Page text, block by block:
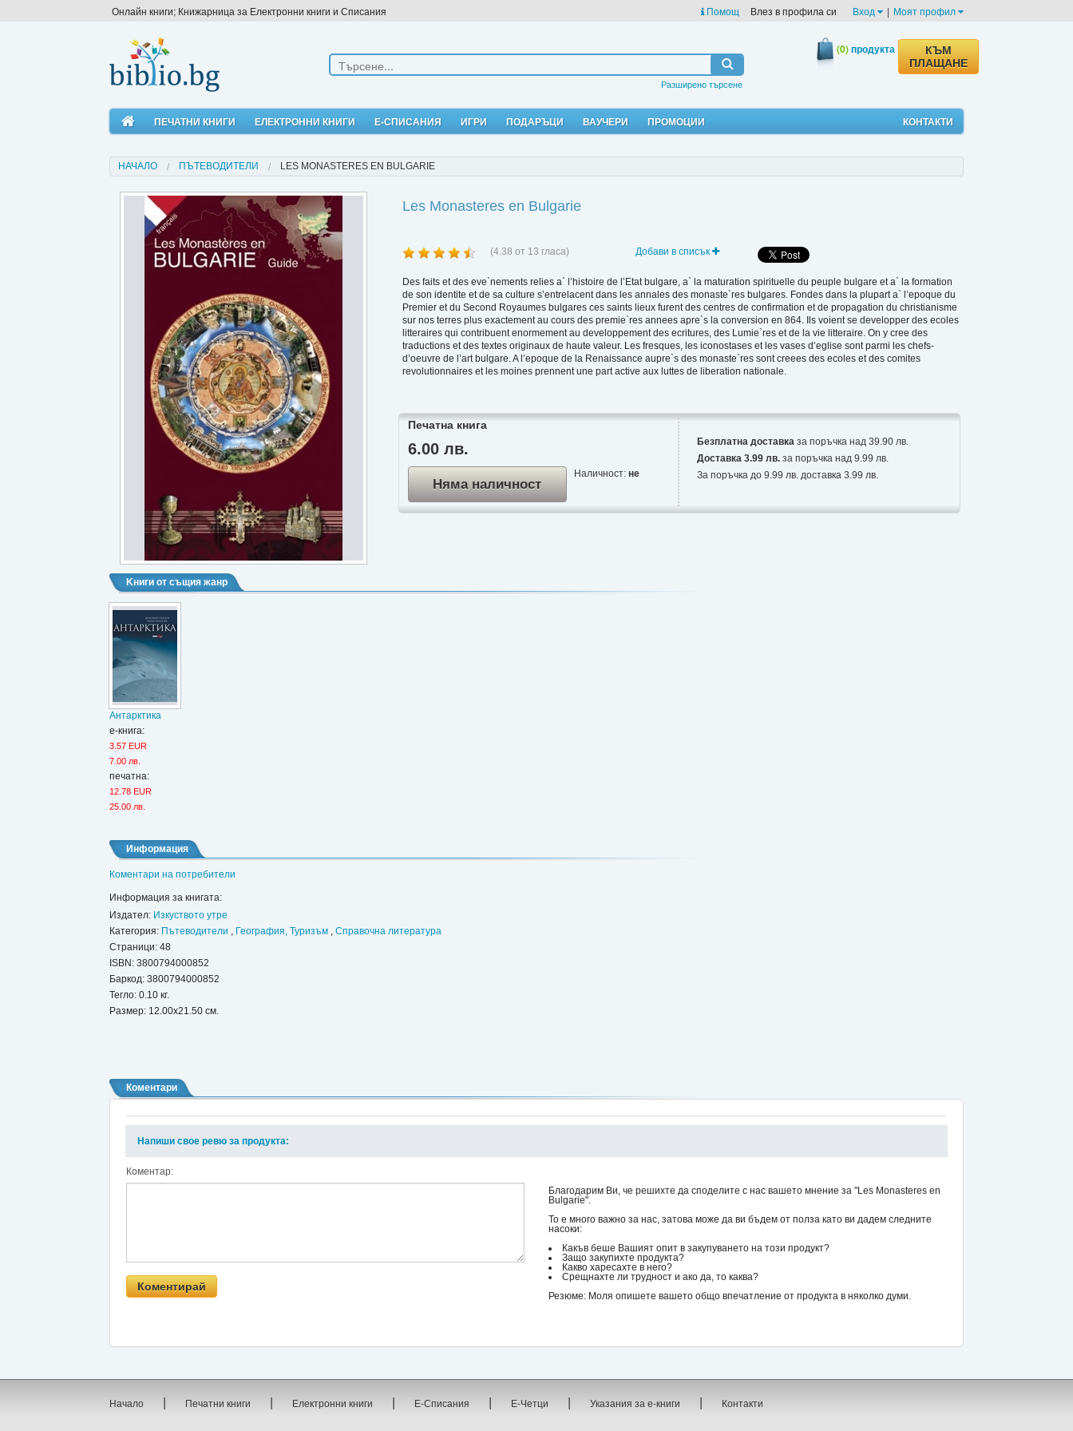
Онлайн книги; Книжарница за Електронни книги и Списания Помощ Влез в профила си Вход | Моят профил
Разширено търсене
(0)продукта
КЪМ
ПЛАЩАНЕ
ПЕЧАТНИ КНИГИ ЕЛЕКТРОННИ КНИГИ Е-СПИСАНИЯ ИГРИ ПОДАРЪЦИ ВАУЧЕРИ ПРОМОЦИИ КОНТАКТИ
НАЧАЛО ПЪТЕВОДИТЕЛИ LES MONASTERES EN BULGARIE
Les Monasteres en Bulgarie
(4.38 от 13 гласа) Добави в списък
Des faits et des eve`nements relies a` l’histoire de l’Etat bulgare, a` la maturation spirituelle du peuple bulgare et a` la formation
de son identite et de sa culture s’entrelacent dans les annales des monaste`res bulgares. Fondes dans la plupart a` l’epoque du
Premier et du Second Royaumes bulgares ces saints lieux furent des centres de confirmation et de propagation du christianisme
sur nos terres plus exactement au cours des premie`res annees apre`s la conversion en 864. Ils voient se developper des ecoles
litteraires qui contribuent enormement au developpement des ecritures, des Lumie`res et de la vie litteraire. On y cree des
traductions et des textes originaux de haute valeur. Les fresques, les iconostases et les vases d’eglise sont parmi les chefs-
d’oeuvre de l’art bulgare. A l’epoque de la Renaissance aupre`s des monaste`res sont creees des ecoles et des comites
revolutionnaires et les moines prennent une part active aux luttes de liberation nationale.
Печатна книга
6.00 лв.
Няма наличност
Наличност: не
Безплатна доставка за поръчка над 39.90 лв.
Доставка 3.99 лв. за поръчка над 9.99 лв.
За поръчка до 9.99 лв. доставка 3.99 лв.
Kниги от същия жанр
Антарктика
е-книга:
3.57 EUR
7.00 лв.
печатна:
12.78 EUR
25.00 лв.
Информация
Коментари на потребители
Информация за книгата:
Издател: Изкуството утре
Категория: Пътеводители , География, Туризъм , Справочна литература
Страници: 48
ISBN: 3800794000852
Баркод: 3800794000852
Тегло: 0.10 кг.
Размер: 12.00x21.50 см.
Коментари
Напиши свое ревю за продукта:
Коментар:
Благодарим Ви, че решихте да споделите с нас вашето мнение за "Les Monasteres en
Bulgarie".
То е много важно за нас, затова може да ви бъдем от полза като ви дадем следните
насоки:
Какъв беше Вашият опит в закупуването на този продукт?
Защо закупихте продукта?
Какво харесахте в него?
Срещнахте ли трудност и ако да, то каква?
Резюме: Моля опишете вашето общо впечатление от продукта в няколко думи.
Начало | Печатни книги | Електронни книги | Е-Списания | Е-Четци | Указания за е-книги | Контакти